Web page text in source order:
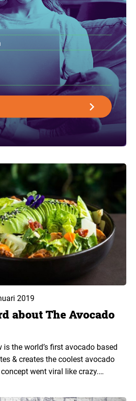
2019
about The Avocado
is the world’s first avocado based
& creates the coolest avocado
went viral like crazy.
your favourite fruit into the